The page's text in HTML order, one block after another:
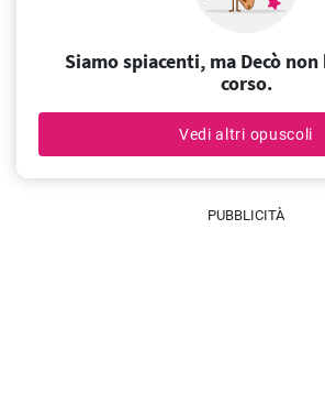
Siamo spiacenti, ma Decò
corso.
Vedi altri opuscoli
PUBBLICITÀ